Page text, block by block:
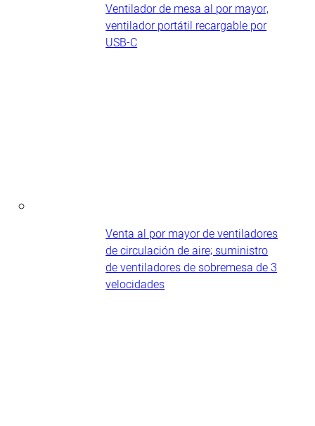
Ventilador de mesa al por mayor,
ventilador portátil recargable por
USB-C
Venta al por mayor de ventiladores
de circulación de aire; suministro
de ventiladores de sobremesa de 3
velocidades